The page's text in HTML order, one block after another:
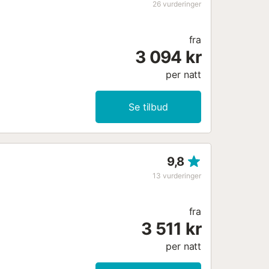
spasere langs den
26 vurderinger
fra
3 094 kr
per natt
Se tilbud
9,8
13 vurderinger
fra
3 511 kr
per natt